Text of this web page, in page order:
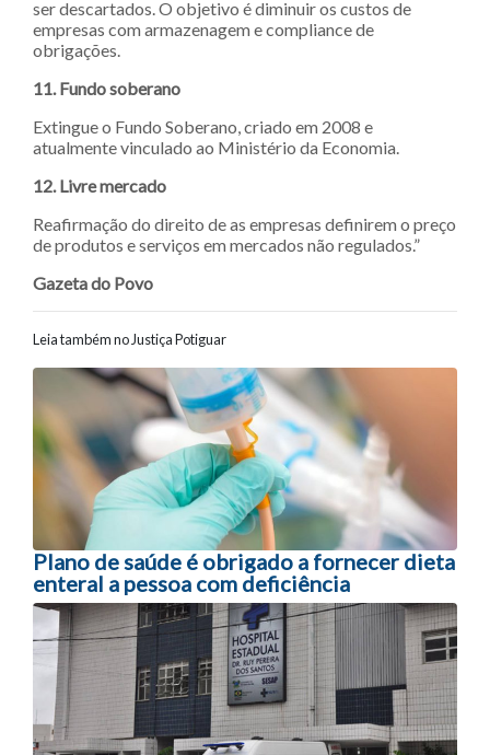
ser descartados. O objetivo é diminuir os custos de
empresas com armazenagem e compliance de
obrigações.
11. Fundo soberano
Extingue o Fundo Soberano, criado em 2008 e
atualmente vinculado ao Ministério da Economia.
12. Livre mercado
Reafirmação do direito de as empresas definirem o preço
de produtos e serviços em mercados não regulados.”
Gazeta do Povo
Leia também no Justiça Potiguar
Navegação entre posts
Plano de saúde é obrigado a fornecer dieta
enteral a pessoa com deficiência